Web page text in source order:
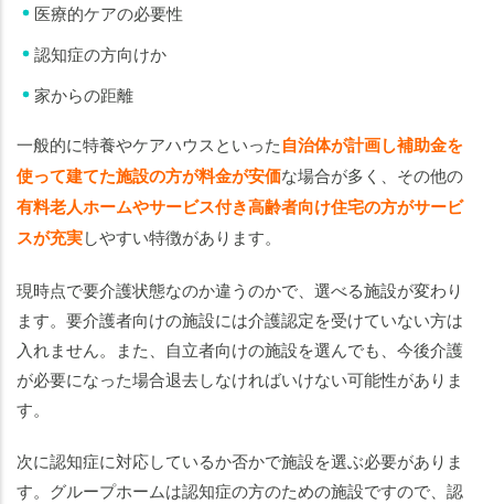
医療的ケアの必要性
認知症の方向けか
家からの距離
一般的に特養やケアハウスといった自治体が計画し補助金を
使って建てた施設の方が料金が安価な場合が多く、その他の
有料老人ホームやサービス付き高齢者向け住宅の方がサービ
スが充実しやすい特徴があります。
現時点で要介護状態なのか違うのかで、選べる施設が変わり
ます。要介護者向けの施設には介護認定を受けていない方は
入れません。また、自立者向けの施設を選んでも、今後介護
が必要になった場合退去しなければいけない可能性がありま
す。
次に認知症に対応しているか否かで施設を選ぶ必要がありま
す。グループホームは認知症の方のための施設ですので、認